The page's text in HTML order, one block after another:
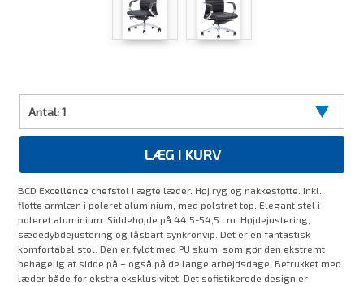
Antal:1
LÆG I KURV
BCD Excellence chefstol i ægte læder. Høj ryg og nakkestøtte. Inkl.
flotte armlæn i poleret aluminium, med polstret top. Elegant stel i
poleret aluminium. Siddehøjde på 44,5-54,5 cm. Højdejustering,
sædedybdejustering og låsbart synkronvip. Det er en fantastisk
komfortabel stol. Den er fyldt med PU skum, som gør den ekstremt
behagelig at sidde på – også på de lange arbejdsdage. Betrukket med
læder både for ekstra eksklusivitet. Det sofistikerede design er